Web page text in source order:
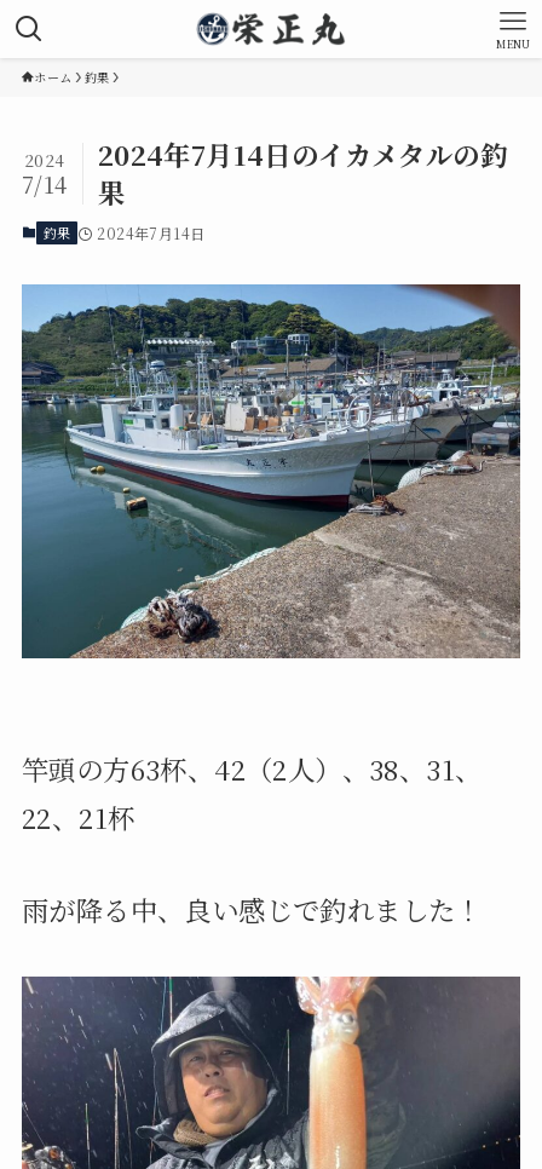
MENU
ホーム 釣果
2024年7月14日のイカメタルの釣
果
2024
7/14
釣果 2024年7月14日
竿頭の方63杯、42（2人）、38、31、
22、21杯
雨が降る中、良い感じで釣れました！